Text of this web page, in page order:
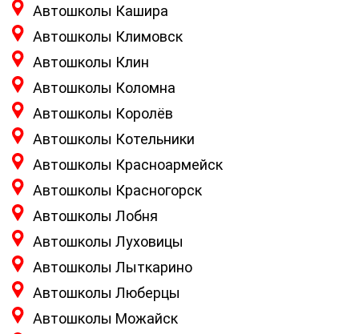
Автошколы Кашира
Автошколы Климовск
Автошколы Клин
Автошколы Коломна
Автошколы Королёв
Автошколы Котельники
Автошколы Красноармейск
Автошколы Красногорск
Автошколы Лобня
Автошколы Луховицы
Автошколы Лыткарино
Автошколы Люберцы
Автошколы Можайск